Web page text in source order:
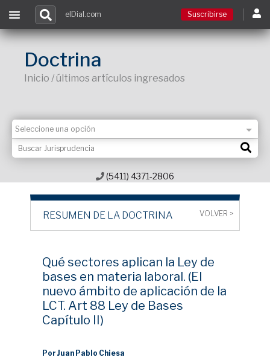
Contacto
elDial.com Suscribirse
Doctrina
Inicio / últimos artículos ingresados
(5411) 4371-2806
RESUMEN DE LA DOCTRINA VOLVER >
Qué sectores aplican la Ley de
bases en materia laboral. (El
nuevo ámbito de aplicación de la
LCT. Art 88 Ley de Bases
Capítulo II)
Por Juan Pablo Chiesa